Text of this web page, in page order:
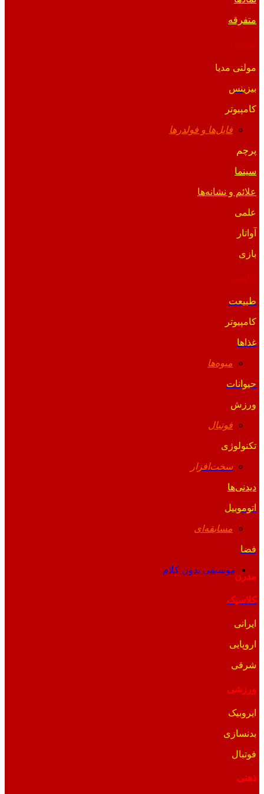
متفرقه
مولتی مدیا
بیزینس
کامپیوتر
فایل‌ها و فولدرها
پرچم
سینما
علائم و نشانه‌ها
علمی
آواتار
بازی
طبیعت
کامپیوتر
غذاها
میوه‌ها
حیوانات
ورزش
فوتبال
تکنولوژی
سخت‌افزار
دیدنی‌ها
اتوموبیل
مسابقه‌ای
فضا
موسیقی بدون کلام
مدرن
کلاسیک
ایرانی
اروپایی
شرقی
ورزشی
ایروبیک
بدنسازی
فوتبال
ذهنی